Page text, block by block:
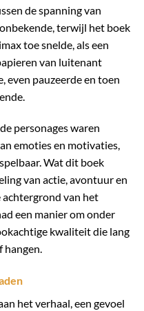
de spanning van
terwijl het boek
toe snelde, als een
van luitenant
even pauzeerde en toen
personages waren
emoties en motivaties,
Wat dit boek
van actie, avontuur en
achtergrond van het
een manier om onder
kwaliteit die lang
hangen.
het verhaal, een gevoel